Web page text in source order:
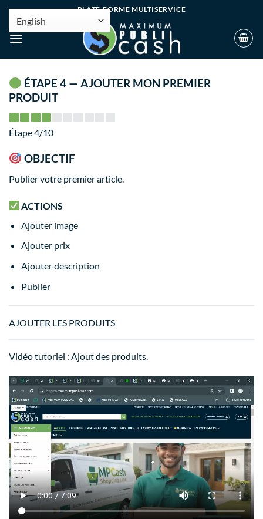
PLATE-FORME MULTISERVICE
ÉTAPE 4 — AJOUTER MON PREMIER
PRODUIT
Étape 4/10
OBJECTIF
Publier votre premier article.
ACTIONS
Ajouter image
Ajouter prix
Ajouter description
Publier
AJOUTER LES PRODUITS
Vidéo tutoriel : Ajout des produits.